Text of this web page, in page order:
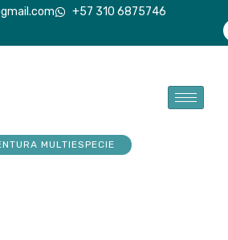
+57 310 6875746
MULTIESPECIE